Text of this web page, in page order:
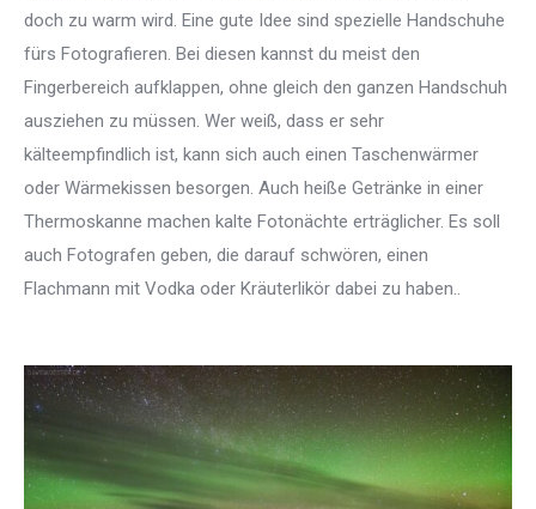
doch zu warm wird. Eine gute Idee sind spezielle Handschuhe
fürs Fotografieren. Bei diesen kannst du meist den
Fingerbereich aufklappen, ohne gleich den ganzen Handschuh
ausziehen zu müssen. Wer weiß, dass er sehr
kälteempfindlich ist, kann sich auch einen Taschenwärmer
oder Wärmekissen besorgen. Auch heiße Getränke in einer
Thermoskanne machen kalte Fotonächte erträglicher. Es soll
auch Fotografen geben, die darauf schwören, einen
Flachmann mit Vodka oder Kräuterlikör dabei zu haben..